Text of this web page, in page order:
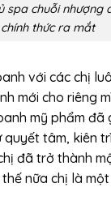
spa chuỗi nhượng
chính thức ra mắt
với các chị
mới cho riêng
mỹ phẩm đã
tâm, kiên
đã trở thành
nữa chị là